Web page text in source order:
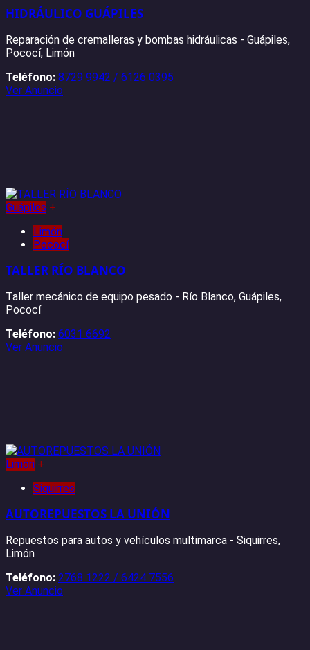
HIDRÁULICO GUÁPILES
Reparación de cremalleras y bombas hidráulicas - Guápiles,
Pococí, Limón
Teléfono: 8729 9942 / 6126 0395
Ver Anuncio
Guápiles +
Limón
Pococí
TALLER RÍO BLANCO
Taller mecánico de equipo pesado - Río Blanco, Guápiles,
Pococí
Teléfono: 6031 6692
Ver Anuncio
Limón +
Siquirres
AUTOREPUESTOS LA UNIÓN
Repuestos para autos y vehículos multimarca - Siquirres,
Limón
Teléfono: 2768 1222 / 6424 7556
Ver Anuncio